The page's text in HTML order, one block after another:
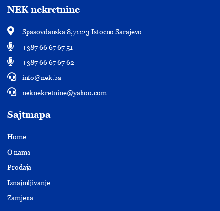
NEK nekretnine
Spasovdanska 8,71123 Istocno Sarajevo
+387 66 67 67 51
+387 66 67 67 62
info@nek.ba
neknekretnine@yahoo.com
Sajtmapa
Home
O nama
Prodaja
Iznajmljivanje
Zamjena